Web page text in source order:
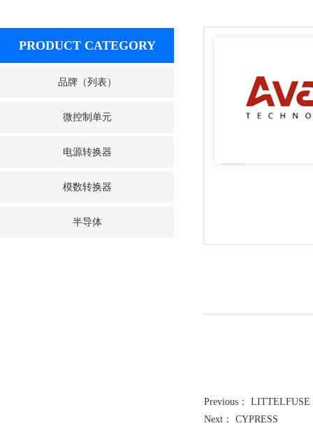
Previous： LITTELFUSE
Next： CYPRESS
PRODUCT CATEGORY
品牌（列表）
微控制单元
电源转换器
模数转换器
半导体